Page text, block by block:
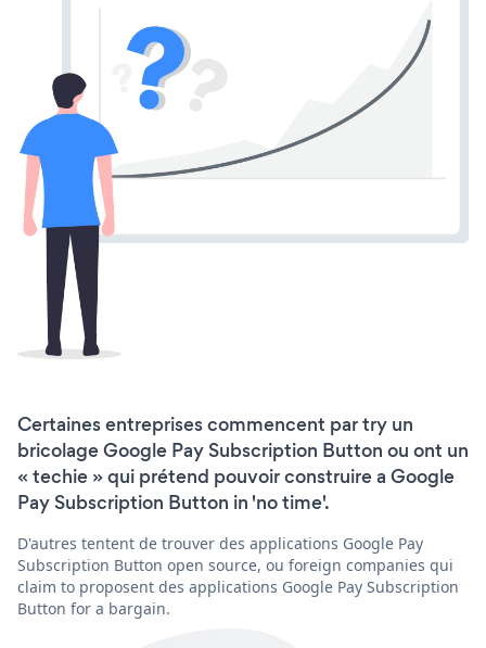
Certaines entreprises commencent par try un
bricolage Google Pay Subscription Button ou ont un
« techie » qui prétend pouvoir construire a Google
Pay Subscription Button in 'no time'.
D'autres tentent de trouver des applications Google Pay
Subscription Button open source, ou foreign companies qui
claim to proposent des applications Google Pay Subscription
Button for a bargain.